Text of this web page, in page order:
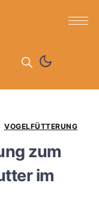
VOGELFÜTTERUNG
zum
im